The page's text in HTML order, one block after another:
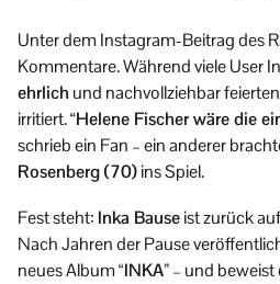
Unter dem Instagram-Beitrag des
Kommentare. Während viele User
ehrlich und nachvollziehbar
irritiert. “Helene Fischer wäre die
schrieb ein Fan – ein anderer
Rosenberg (70)ins Spiel.
Fest steht: Inka Bauseist zurück
Nach Jahren der Pause
neues Album“INKA”– und beweist